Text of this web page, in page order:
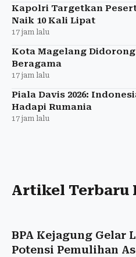
Kapolri Targetkan
Naik 10 Kali Lipat
17 jam lalu
Kota Magelang
Beragama
17 jam lalu
Piala Davis 2026:
Hadapi Rumania
17 jam lalu
Artikel Terbaru
BPA Kejagung Gelar
Potensi Pemulihan